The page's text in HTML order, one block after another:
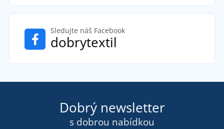
Sledujte náš Facebook
dobrytextil
Dobrý newsletter
s dobrou nabídkou